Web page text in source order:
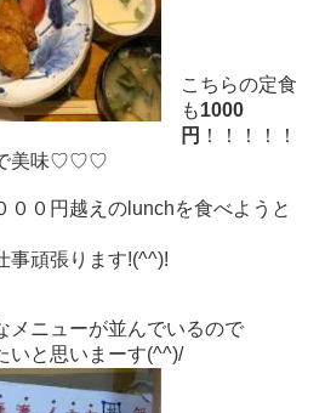
こちらの定食
も1000
円 ！！！！！
で美味♡♡♡
００円越えのlunchを食べようと
事頑張ります!(^^)!
メニューが並んでいるので
いと思いまーす(^^)/